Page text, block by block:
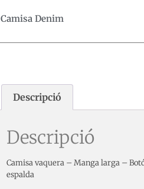
Camisa Denim
Descripció
Descripció
Camisa vaquera – Manga larga –
espalda